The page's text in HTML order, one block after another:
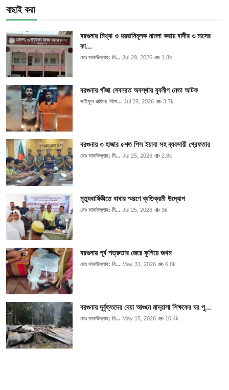
বাছাই করা
বরগুনায় মিথ্যা ও হয়রানিমূলক মামলা করায় বাদীর ৩ মাসের
কা...
মোঃ সানাউল্লাহ: নি... Jul 29, 2026 1.8k
বরগুনায় গাঁজা সেবনরত অবস্থায় যুবলীগ নেতা আটক
সাইফুল রাফিন: বিশে... Jul 28, 2026 3.7k
বরগুনায় ৩ হাজার ৫শত পিস ইয়াবা সহ ব্যবসায়ী গ্রেফতার
মোঃ সানাউল্লাহ: নি... Jul 25, 2026 2.8k
মৃত্যুবার্ষিকীতে বাবার স্মরণে ব্যতিক্রমী উদ্যোগ
মোঃ সানাউল্লাহ: নি... Jul 25, 2026 3k
বরগুনায় পূর্ব শত্রুতার জেরে কুপিয়ে জখম
মোঃ সানাউল্লাহ: নি... May 31, 2026 6.8k
বরগুনায় দূর্বৃত্তদের দেয়া আগুনে মাদ্রাসা শিক্ষকের ঘর পু...
মোঃ সানাউল্লাহ: নি... May 15, 2026 10.4k